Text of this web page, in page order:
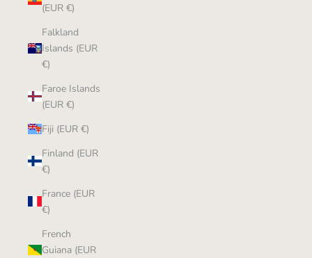
(EUR €)
Falkland
Islands (EUR
€)
Faroe Islands
(EUR €)
Fiji (EUR €)
Finland (EUR
€)
France (EUR
€)
French
Guiana (EUR